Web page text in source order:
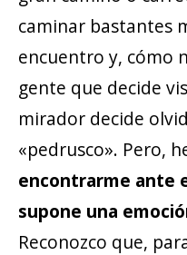
caminar bastantes
encuentro y, cómo
gente que decide
mirador decide
«pedrusco». Pero,
encontrarme ante
supone una
Reconozco que,